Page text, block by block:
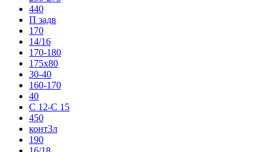
440
П задв
170
14/16
170-180
175x80
30-40
160-170
40
C 12-C 15
450
конт3л
190